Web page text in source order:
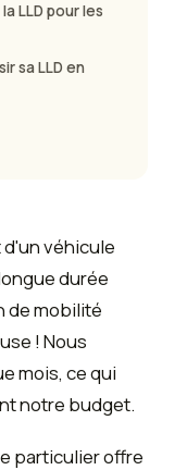
LLD pour les
sa LLD en
d'un véhicule
durée
de mobilité
! Nous
mois, ce qui
notre budget.
particulier offre